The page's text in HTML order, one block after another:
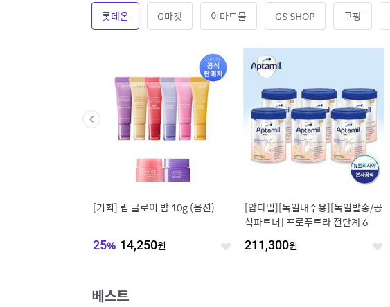
롯데온 G마켓 이마트몰 GS SHOP 쿠팡
[기획] 립 글로이 밤 10g (옵션)
25% 14,250원 좋
[압타밀][독일내수용][독일발송/공
식파트너] 프로푸트라 전단계 6통/
211,300원 좋
베스트